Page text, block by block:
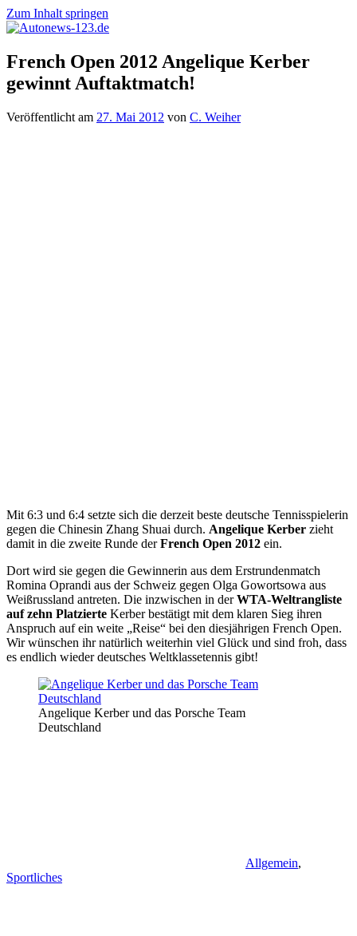
Zum Inhalt springen
Autonews-
123.de
Autonews
mit
Charme
French Open 2012 Angelique Kerber
gewinnt Auftaktmatch!
Veröffentlicht am 27. Mai 2012 von C. Weiher
Mit 6:3 und 6:4 setzte sich die derzeit beste deutsche Tennisspielerin
gegen die Chinesin Zhang Shuai durch. Angelique Kerber zieht
damit in die zweite Runde derFrench Open 2012 ein.
Dort wird sie gegen die Gewinnerin aus dem Erstrundenmatch
Romina Oprandi aus der Schweiz gegen Olga Gowortsowa aus
Weißrussland antreten. Die inzwischen in derWTA-Weltrangliste
auf zehn Platzierte Kerber bestätigt mit dem klaren Sieg ihren
Anspruch auf ein weite „Reise“ bei den diesjährigen French Open.
Wir wünschen ihr natürlich weiterhin viel Glück und sind froh, dass
es endlich wieder deutsches Weltklassetennis gibt!
Angelique Kerber und das Porsche Team
Deutschland
Allgemein,
Sportliches